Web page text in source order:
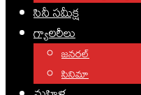
సినీ సమీక్ష
గ్యాలరీలు
జనరల్
సినిమా